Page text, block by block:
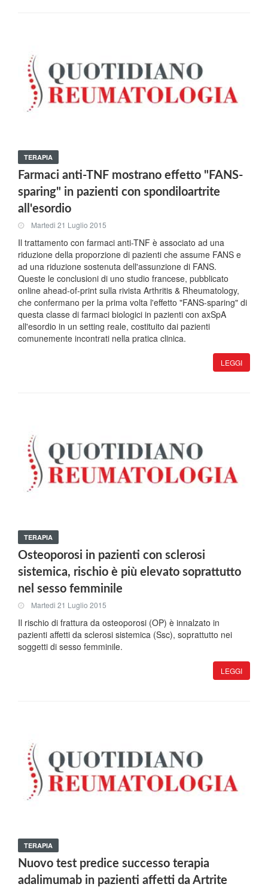
TERAPIA
Farmaci anti-TNF mostrano effetto "FANS-
sparing" in pazienti con spondiloartrite
all'esordio
Martedi 21 Luglio 2015
Il trattamento con farmaci anti-TNF è associato ad una
riduzione della proporzione di pazienti che assume FANS e
ad una riduzione sostenuta dell'assunzione di FANS.
Queste le conclusioni di uno studio francese, pubblicato
online ahead-of-print sulla rivista Arthritis & Rheumatology,
che confermano per la prima volta l'effetto "FANS-sparing" di
questa classe di farmaci biologici in pazienti con axSpA
all'esordio in un setting reale, costituito dai pazienti
comunemente incontrati nella pratica clinica.
LEGGI
TERAPIA
Osteoporosi in pazienti con sclerosi
sistemica, rischio è più elevato soprattutto
nel sesso femminile
Martedi 21 Luglio 2015
Il rischio di frattura da osteoporosi (OP) è innalzato in
pazienti affetti da sclerosi sistemica (Ssc), soprattutto nei
soggetti di sesso femminile.
LEGGI
TERAPIA
Nuovo test predice successo terapia
adalimumab in pazienti affetti da Artrite